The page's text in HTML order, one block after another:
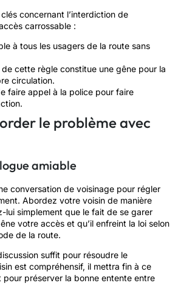
concernant l’interdiction de
carrossable :
à tous les usagers de la route sans
cette règle constitue une gêne pour la
circulation.
faire appel à la police pour faire
le problème avec
amiable
conversation de voisinage pour régler
Abordez votre voisin de manière
lui simplement que le fait de se garer
votre accès et qu’il enfreint la loi selon
de la route.
suffit pour résoudre le
est compréhensif, il mettra fin à ce
pour préserver la bonne entente entre